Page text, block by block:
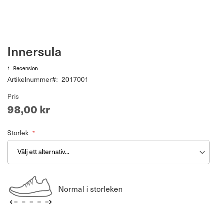
Innersula
1 Recension
Artikelnummer
2017001
Pris
98,00 kr
Storlek
Normal i storleken
till
av
bildgalleriet